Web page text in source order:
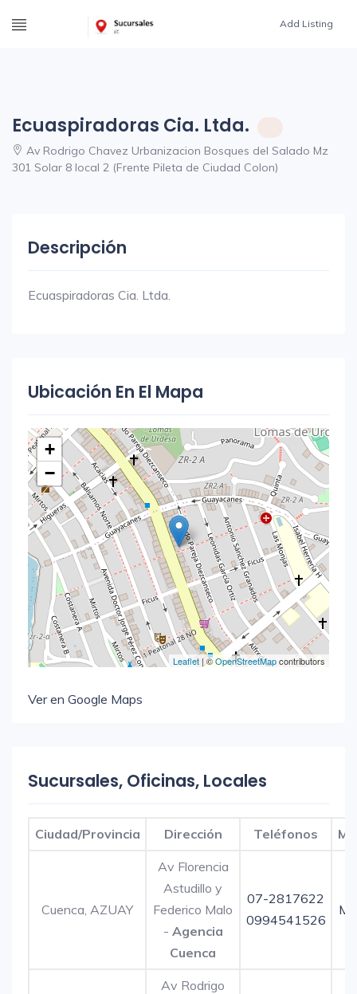
Add Listing
Ecuaspiradoras Cia. Ltda.
Av Rodrigo Chavez Urbanizacion Bosques del Salado Mz
301 Solar 8 local 2 (Frente Pileta de Ciudad Colon)
Descripción
Ecuaspiradoras Cia. Ltda.
Ubicación En El Mapa
+
−
Leaflet | ©OpenStreetMapcontributors
Ver en Google Maps
Sucursales, Oficinas, Locales
Ciudad/Provincia Dirección Teléfonos
Cuenca, AZUAY
Av Florencia
Astudillo y
Federico Malo
- Agencia
Cuenca
07-2817622
0994541526
Av Rodrigo